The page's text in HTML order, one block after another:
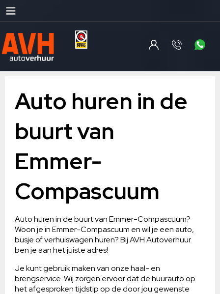
Auto huren in de
buurt van
Emmer-
Compascuum
Auto huren in de buurt van Emmer-Compascuum?
Woon je in Emmer-Compascuum en wil je een auto,
busje of verhuiswagen huren? Bij AVH Autoverhuur
ben je aan het juiste adres!
Je kunt gebruik maken van onze haal- en
brengservice. Wij zorgen ervoor dat de huurauto op
het afgesproken tijdstip op de door jou gewenste